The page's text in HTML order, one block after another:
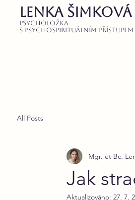
LENKA ŠIMKOVÁ
PSYCHOLOŽKA
S PSYCHOSPIRITUÁLNÍM PŘísTUPEM
All Posts
Jak
Mgr. et Bc.
Aktualizováno: 27. 7.